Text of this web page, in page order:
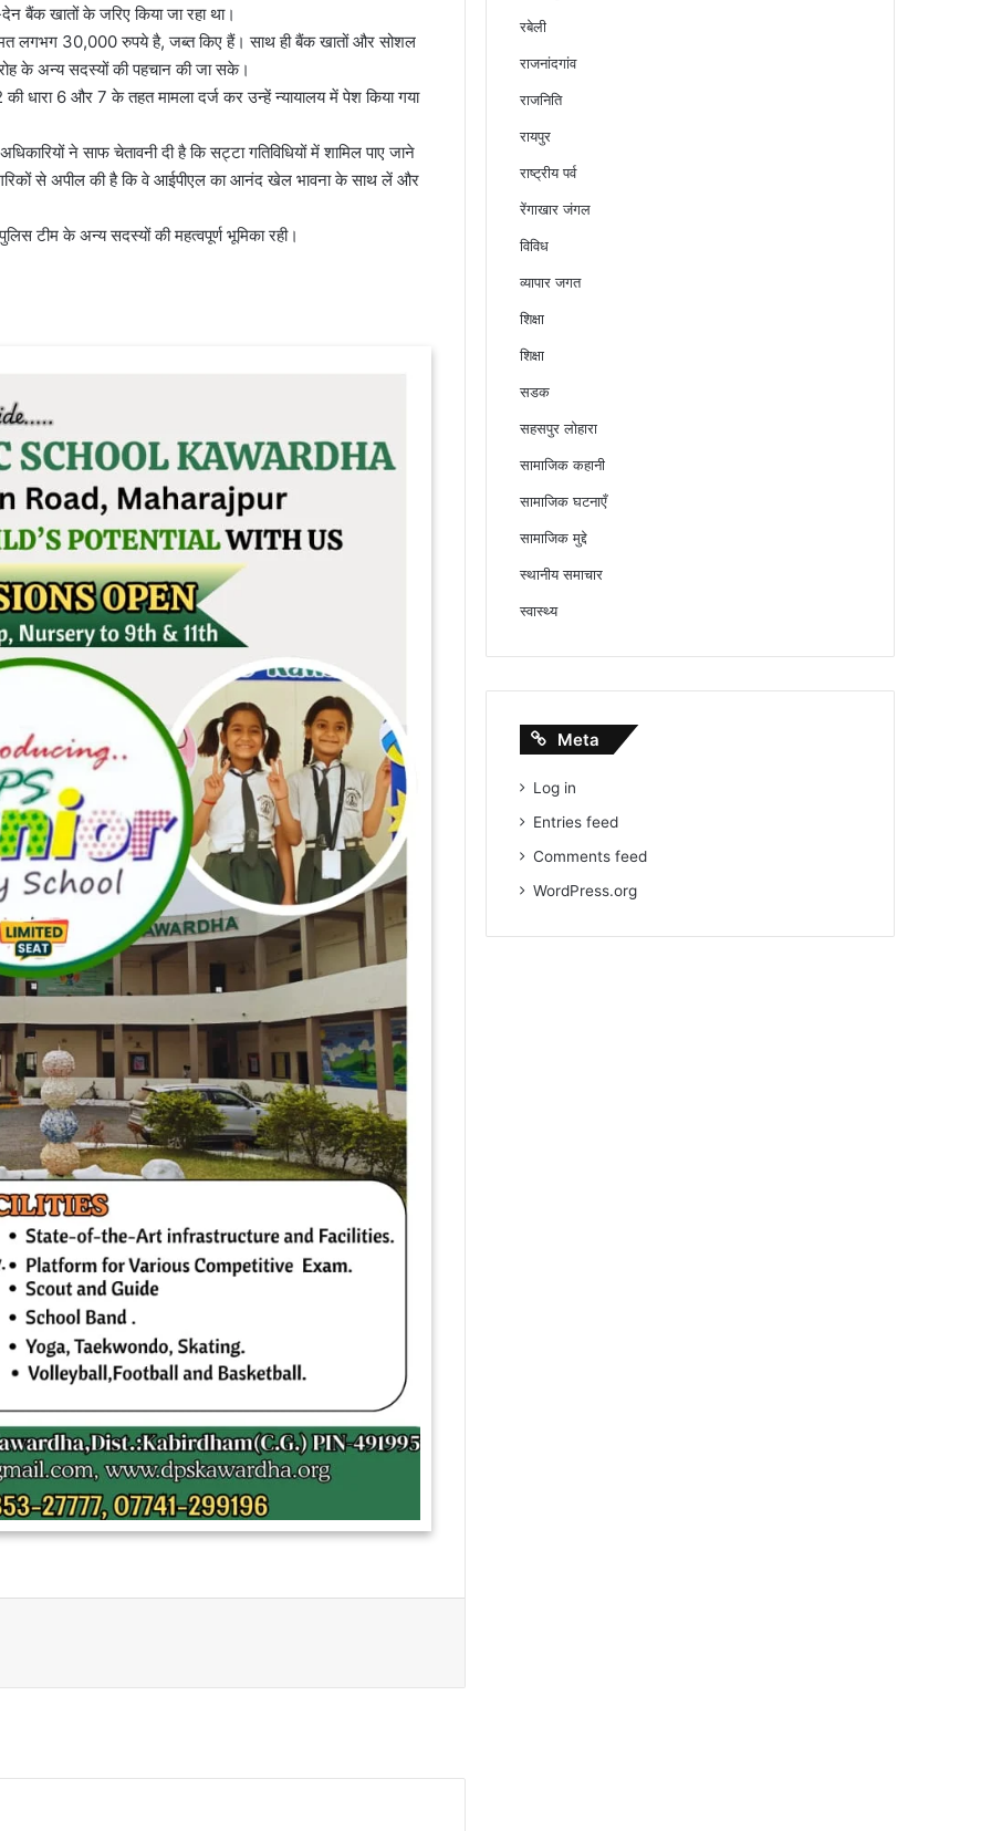
बैंक खातों के जरिए किया जा रहा था।
लगभग 30,000 रुपये है, जब्त किए हैं। साथ ही बैंक खातों और सोशल
के अन्य सदस्यों की पहचान की जा सके।
धारा 6 और 7 के तहत मामला दर्ज कर उन्हें न्यायालय में पेश किया गया
ने साफ चेतावनी दी है कि सट्टा गतिविधियों में शामिल पाए जाने
से अपील की है कि वे आईपीएल का आनंद खेल भावना के साथ लें और
टीम के अन्य सदस्यों की महत्वपूर्ण भूमिका रही।
रबेली
राजनांदगांव
राजनिति
रायपुर
राष्ट्रीय पर्व
रेंगाखार जंगल
विविध
व्यापार जगत
शिक्षा
शिक्षा
सडक
सहसपुर लोहारा
सामाजिक कहानी
सामाजिक घटनाएँ
सामाजिक मुद्दे
स्थानीय समाचार
स्वास्थ्य
Meta
Log in
Entries feed
Comments feed
WordPress.org